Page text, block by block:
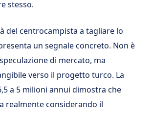
stesso.
del centrocampista a tagliare lo
un segnale concreto. Non è
di mercato, ma
verso il progetto turco. La
a 5 milioni annui dimostra che
realmente considerando il